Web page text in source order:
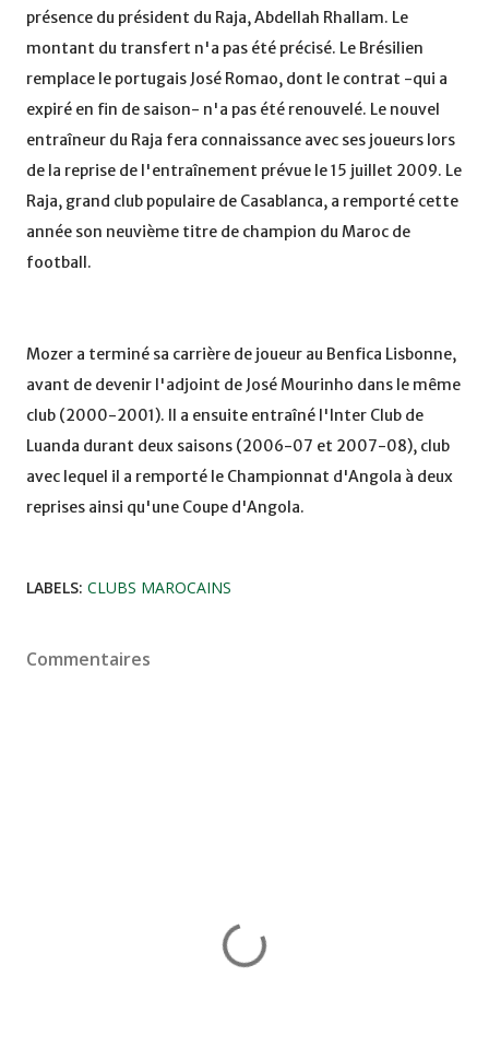
présence du président du Raja, Abdellah Rhallam. Le
montant du transfert n'a pas été précisé. Le Brésilien
remplace le portugais José Romao, dont le contrat -qui a
expiré en fin de saison- n'a pas été renouvelé. Le nouvel
entraîneur du Raja fera connaissance avec ses joueurs lors
de la reprise de l'entraînement prévue le 15 juillet 2009. Le
Raja, grand club populaire de Casablanca, a remporté cette
année son neuvième titre de champion du Maroc de
football.
Mozer a terminé sa carrière de joueur au Benfica Lisbonne,
avant de devenir l'adjoint de José Mourinho dans le même
club (2000-2001). Il a ensuite entraîné l'Inter Club de
Luanda durant deux saisons (2006-07 et 2007-08), club
avec lequel il a remporté le Championnat d'Angola à deux
reprises ainsi qu'une Coupe d'Angola.
LABELS: CLUBS MAROCAINS
Commentaires